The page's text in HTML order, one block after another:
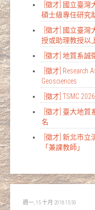
[徵才] 國立臺灣
碩士級專任研究
[徵才] 國立臺
授或助理教授以
[徵才] 地質系誠
[徵才] Research
Geosciences
[徵才] TSMC
[徵才] 臺大地
名
[徵才] 新北市
「兼課教師」
週一, 15 十月 2018 15:50